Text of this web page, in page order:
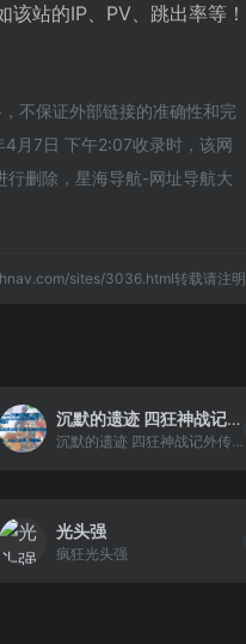
站的IP、PV、跳出率等！
不保证外部链接的准确性和完
月7日 下午2:07收录时，该网
行删除，星海导航-网址导航大
sites/3036.html转载请注明
沉默的遗迹 四狂神战记外传[shikeyu+Ninsonytendog](v3.3)(简)(73Mb)
沉默的遗迹 四狂神战记外传[shikeyu+Ninsonytendog](v3.3)(简)(73Mb)
光头强
疯狂光头强